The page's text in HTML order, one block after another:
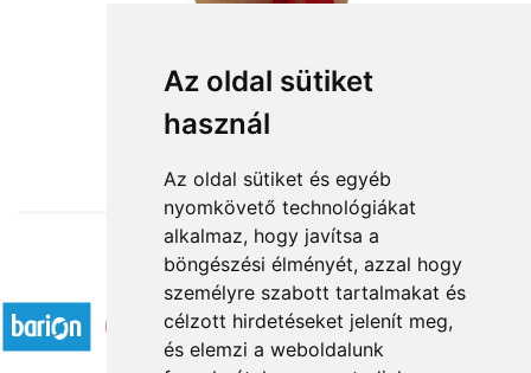
Az oldal sütiket
használ
Az oldal sütiket és egyéb
nyomkövető technológiákat
alkalmaz, hogy javítsa a
böngészési élményét, azzal hogy
személyre szabott tartalmakat és
célzott hirdetéseket jelenít meg,
és elemzi a weboldalunk
Szívem csücske
26 800 Ft-tól
Elfogadott fizetési módok